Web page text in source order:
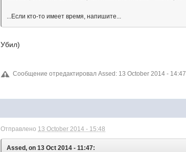
...Если кто-то имеет время, напишите...
Убил)
Сообщение отредактировал Assed: 13 October 2014 - 14:47
Отправлено 13 October 2014 - 15:48
Assed, on 13 Oct 2014 - 11:47: